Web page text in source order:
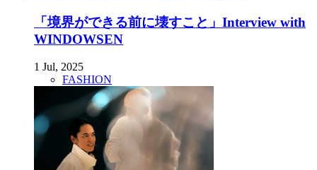
「境界ができる前に壊すこと」Interview with
WINDOWSEN
1 Jul, 2025
FASHION